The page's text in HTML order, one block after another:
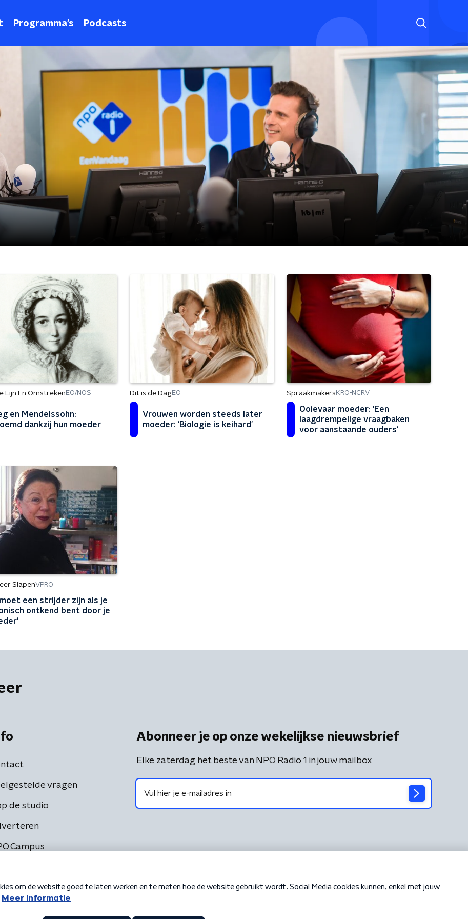
Programma's Podcasts
Lijn En Omstreken EO/NOS
en Mendelssohn:
dankzij hun moeder
Dit is de DagEO
Vrouwen worden steeds later
moeder: 'Biologie is keihard'
Spraakmakers KRO-NCRV
Ooievaar moeder: 'Een
laagdrempelige vraagbaken
voor aanstaande ouders'
SlapenVPRO
een strijder zijn als je
ontkend bent door je
vragen
de studio
Campus
Abonneer je op onze wekelijkse nieuwsbrief
Elke zaterdag het beste van NPO Radio 1 in jouw mailbox